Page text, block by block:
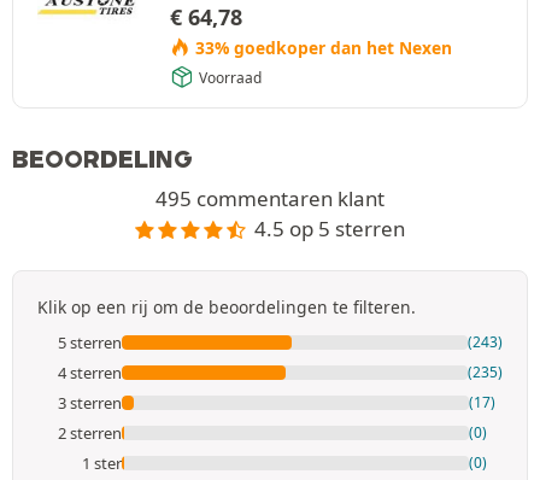
€ 64,78
33% goedkoper dan het Nexen
Voorraad
BEOORDELING
495 commentaren klant
4.5 op 5 sterren
Klik op een rij om de beoordelingen te filteren.
5 sterren (243)
4 sterren (235)
3 sterren (17)
2 sterren (0)
1 ster (0)